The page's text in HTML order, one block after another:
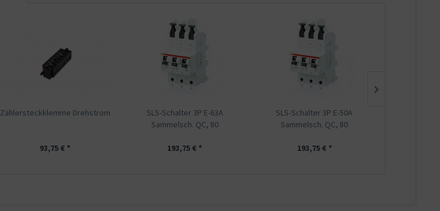
Zählersteckklemme Drehstrom
93,75 € *
SLS-Schalter 3P E-63A
Sammelsch. QC, 80
193,75 € *
SLS-Schalter 3P E-50A
Sammelsch. QC, 80
193,75 € *